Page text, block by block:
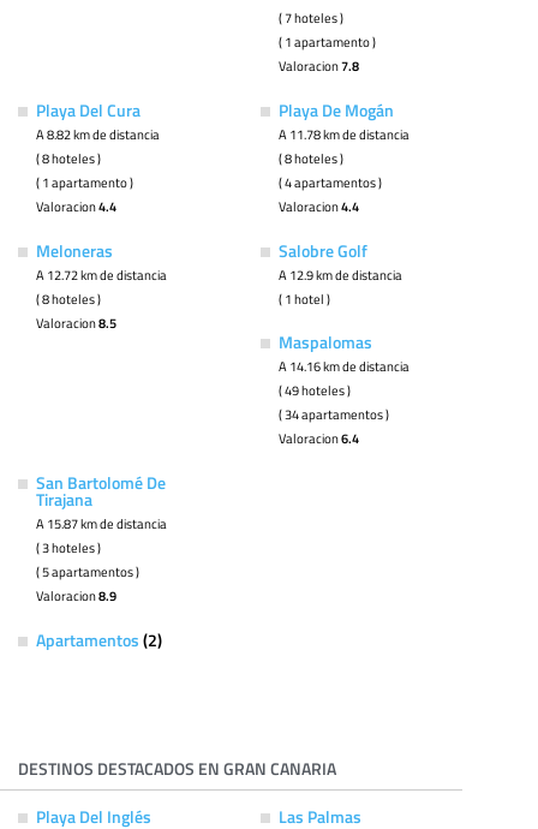
( 7 hoteles )
( 1 apartamento )
Valoracion7.8
Playa Del Cura
A 8.82 km de distancia
( 8 hoteles )
( 1 apartamento )
Valoracion4.4
Playa De Mogán
A 11.78 km de distancia
( 8 hoteles )
( 4 apartamentos )
Valoracion4.4
Meloneras
A 12.72 km de distancia
( 8 hoteles )
Valoracion8.5
Salobre Golf
A 12.9 km de distancia
( 1 hotel )
Maspalomas
A 14.16 km de distancia
( 49 hoteles )
( 34 apartamentos )
Valoracion6.4
San Bartolomé De
Tirajana
A 15.87 km de distancia
( 3 hoteles )
( 5 apartamentos )
Valoracion8.9
Apartamentos (2)
DESTINOS DESTACADOS EN GRAN CANARIA
Playa Del Inglés Las Palmas